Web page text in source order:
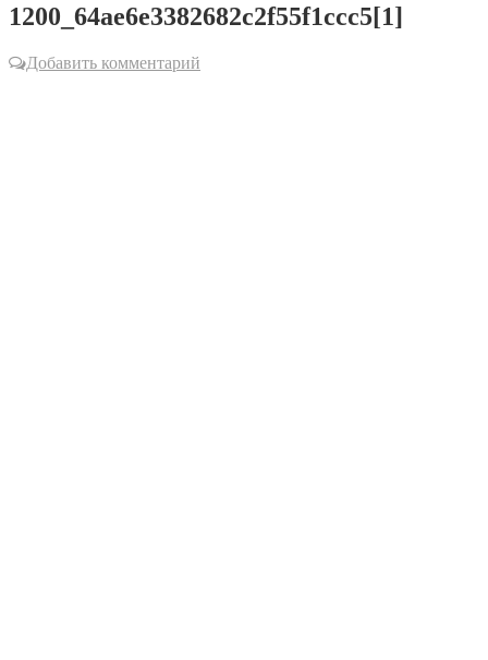
1200_64ae6e3382682c2f55f1ccc5[1]
Добавить комментарий